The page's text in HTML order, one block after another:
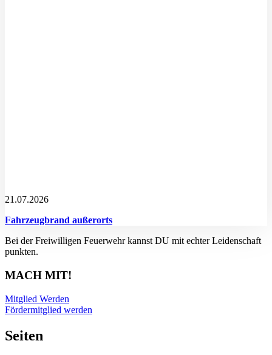
21.07.2026
Fahrzeugbrand außerorts
Bei der Freiwilligen Feuerwehr kannst DU mit echter Leidenschaft
punkten.
MACH MIT!
Mitglied Werden
Fördermitglied werden
Seiten